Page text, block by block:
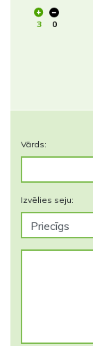
3 0
Vārds:
Izvēlies seju: